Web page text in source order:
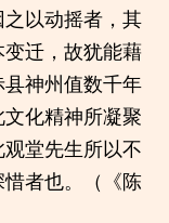
以动摇者，其
迁，故犹能藉
神州值数千年
化精神所凝聚
堂先生所以不
者也。（《陈